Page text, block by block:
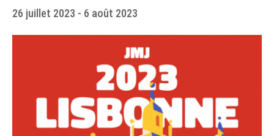
26 juillet 2023 - 6 août 2023